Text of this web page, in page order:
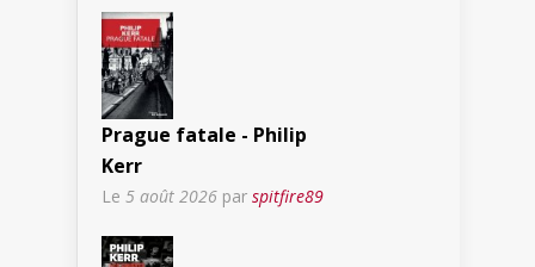
Prague fatale - Philip
Kerr
Le 5 août 2026 par spitfire89